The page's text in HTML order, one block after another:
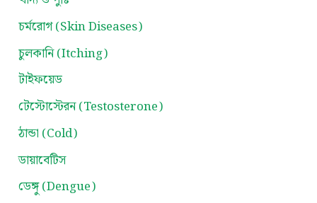
চর্মরোগ (Skin Diseases)
চুলকানি (Itching)
টাইফয়েড
টেস্টোস্টেরন (Testosterone)
ঠান্ডা (Cold)
ডায়াবেটিস
ডেঙ্গু (Dengue)